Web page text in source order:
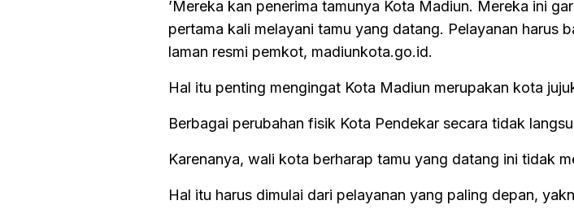
’Mereka kan penerima tamunya Kota Madiun. Mereka ini
pertama kali melayani tamu yang datang. Pelayanan harus
laman resmi pemkot, madiunkota.go.id.
Hal itu penting mengingat Kota Madiun merupakan kota
Berbagai perubahan fisik Kota Pendekar secara tidak
Karenanya, wali kota berharap tamu yang datang ini tidak
Hal itu harus dimulai dari pelayanan yang paling depan,